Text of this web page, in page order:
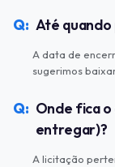
Até quando
A data de
sugerimos
Onde fica
entregar)?
A licitação